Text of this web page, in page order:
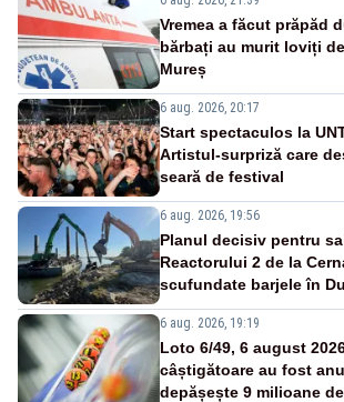
Vremea a făcut prăpăd
bărbați au murit loviți
Mureș
6 aug. 2026, 20:17
Start spectaculos la
Artistul-surpriză care
seară de festival
6 aug. 2026, 19:56
Planul decisiv pentru
Reactorului 2 de la
scufundate barjele în
6 aug. 2026, 19:19
Loto 6/49, 6 august
câștigătoare au fost
depășește 9 milioane